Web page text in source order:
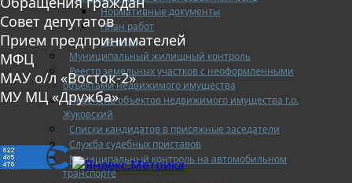
Нормативные документы
План работ
Отчеты
Муниципальный жилищный контроль
Реестр земельных участков с неоформленными
объектами недвижимого имущества
Перечень объектов недвижимого имущества г.о.
Жуковский
Списки кандидатов в присяжные заседатели
Служба судебных приставов
Муниципальный контроль на автомобильном
транспорте
Совет депутатов
Прием предпринимателей
МФЦ
МАУ о/л «Восток-2»
МУ МЦ «Дружба»